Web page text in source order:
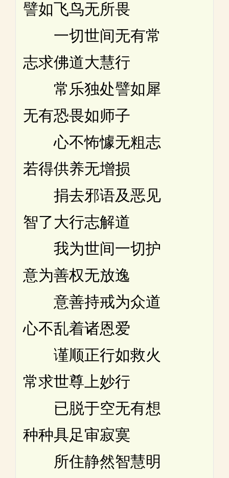
譬如飞鸟无所畏
一切世间无有常
志求佛道大慧行
常乐独处譬如犀
无有恐畏如师子
心不怖懅无粗志
若得供养无增损
捐去邪语及恶见
智了大行志解道
我为世间一切护
意为善权无放逸
意善持戒为众道
心不乱着诸恩爱
谨顺正行如救火
常求世尊上妙行
已脱于空无有想
种种具足审寂寞
所住静然智慧明